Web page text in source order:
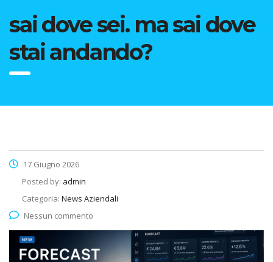
sai dove sei. ma sai dove
stai andando?
17 Giugno 2026
Posted by: admin
Categoria: News Aziendali
Nessun commento